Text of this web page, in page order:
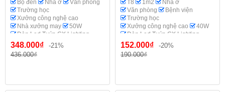
Bộ đèn Nhà ở
Văn phòng
Trường học
Xưởng công nghệ cao
Nhà xưởng may
50W
Đèn Led Tuýp GX Lighting
348.000₫
-21%
436.000₫
T8 1m2
Nhà ở
Văn phòng
Bệnh viện
Trường học
Xưởng công nghệ cao
40W
Đèn Led Tuýp GX Lighting
152.000₫
-20%
190.000₫